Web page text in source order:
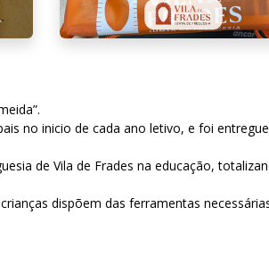
no inicio de cada ano letivo, e foi
de Vila de Frades na educação,
dispõem das ferramentas